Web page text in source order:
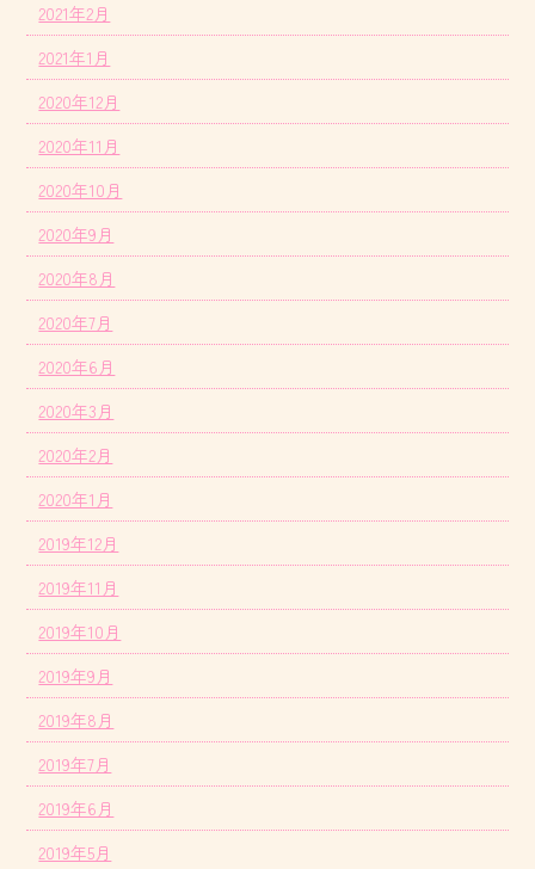
2021年2月
2021年1月
2020年12月
2020年11月
2020年10月
2020年9月
2020年8月
2020年7月
2020年6月
2020年3月
2020年2月
2020年1月
2019年12月
2019年11月
2019年10月
2019年9月
2019年8月
2019年7月
2019年6月
2019年5月